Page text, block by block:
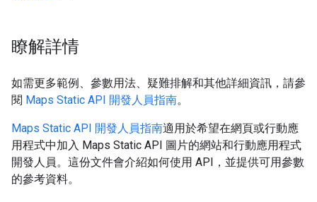
瞭解詳情
如需更多範例、參數用法、疑難排解和其他詳細資訊，請參
閱 Maps Static API 開發人員指南。
Maps Static API 開發人員指南適用於希望在網頁或行動應
用程式中加入 Maps Static API 圖片的網站和行動應用程式
開發人員。這份文件會介紹如何使用 API，並提供可用參數
的參考資料。